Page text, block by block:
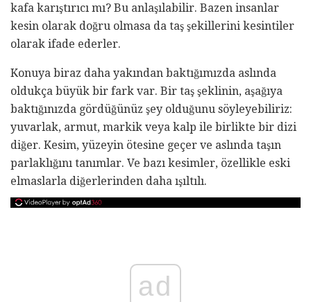
kafa karıştırıcı mı? Bu anlaşılabilir. Bazen insanlar
kesin olarak doğru olmasa da taş şekillerini kesintiler
olarak ifade ederler.
Konuya biraz daha yakından baktığımızda aslında
oldukça büyük bir fark var. Bir taş şeklinin, aşağıya
baktığınızda gördüğünüz şey olduğunu söyleyebiliriz:
yuvarlak, armut, markik veya kalp ile birlikte bir dizi
diğer. Kesim, yüzeyin ötesine geçer ve aslında taşın
parlaklığını tanımlar. Ve bazı kesimler, özellikle eski
elmaslarla diğerlerinden daha ışıltılı.
ad